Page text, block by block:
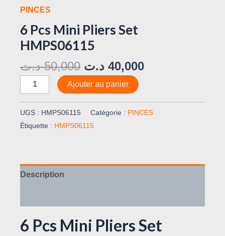
PINCES
6 Pcs Mini Pliers Set
HMPS06115
50,000 د.ت 40,000 د.ت
Ajouter au panier
UGS : HMPS06115 Catégorie : PINCES
Étiquette : HMPS06115
Description
6 Pcs Mini Pliers Set